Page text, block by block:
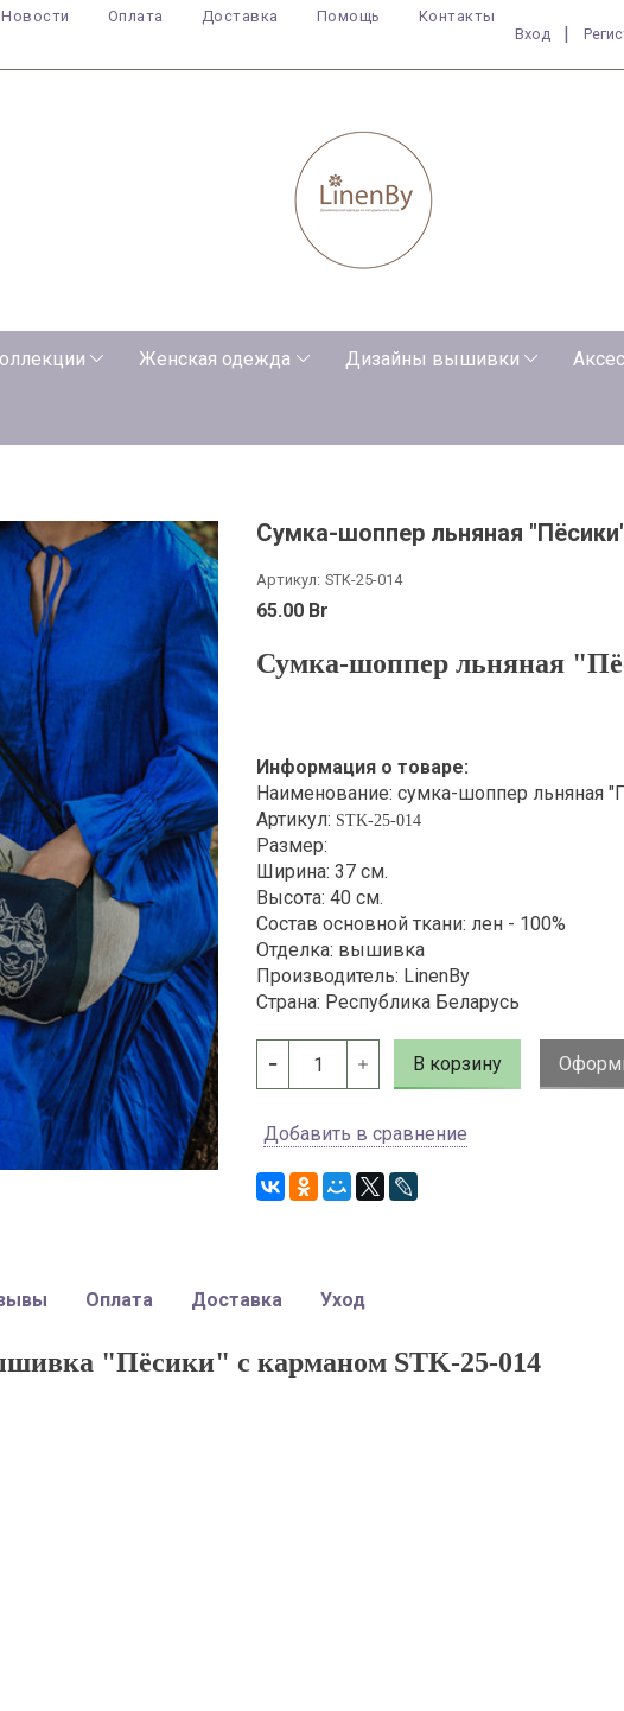
Новости Оплата Доставка Помощь Контакты
Вход
Женская одежда Дизайны вышивки
Сумка-шоппер льняная
Артикул: STK-25-014
65.00 Br
Сумка-шоппер льняная
Информация о товаре:
Наименование: сумка-шоппер льняная
Артикул: STK-25-014
Размер:
Ширина: 37 см.
Высота: 40 см.
Состав основной ткани: лен - 100%
Отделка: вышивка
Производитель: LinenBy
Страна: Республика Беларусь
В корзину
Добавить в сравнение
"Пёсики" с карманом STK-25-014
Оплата Доставка Уход